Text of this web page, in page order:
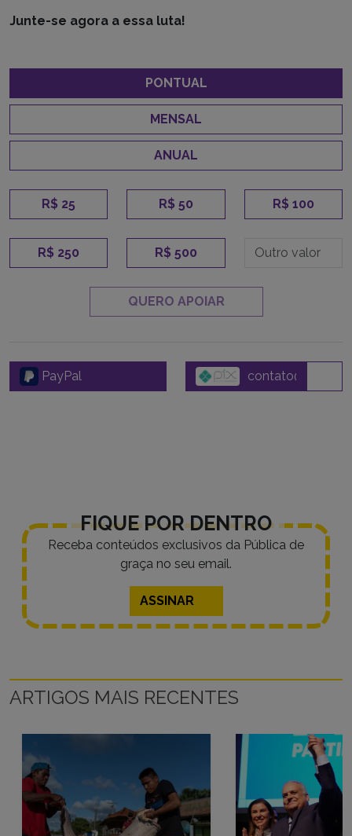
Junte-se agora a essa luta!
PONTUAL
MENSAL
ANUAL
R$ 25 R$ 50 R$ 100
R$ 250 R$ 500
QUERO APOIAR
PayPal
FIQUE POR DENTRO
Receba conteúdos exclusivos da Pública de
graça no seu email.
ASSINAR
ARTIGOS MAIS RECENTES